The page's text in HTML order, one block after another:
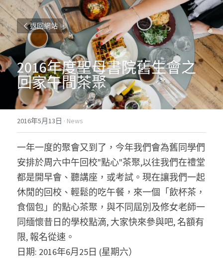
返回網站
2016年度聖母書院舊生會之
回家午間茶聚
2016年5月13日 · News
一年一度的聚會又到了，今年我們會為舊同學們
安排於周六中午回校"點心"茶聚,以往我們在禮堂
都是開早會、聽講座，或考試。現在讓我們一起
休閒的回校、輕鬆的吃午餐，來一個「飲杯茶，
食個包」的點心茶聚，與不同屆別及修女老師一
同缅懷昔日的學校點滴, 大家快來參與吧, 名額有
限, 報名從速。
日期: 2016年6月25日 (星期六）